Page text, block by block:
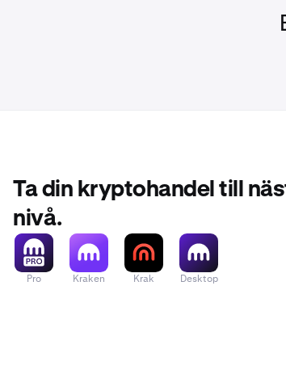
Ta din kryptohandel till
nivå.
Pro Kraken Krak Desktop